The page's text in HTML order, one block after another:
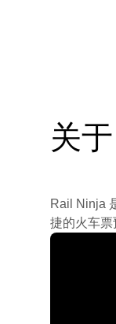
关
Rail Ninja
捷的火车票